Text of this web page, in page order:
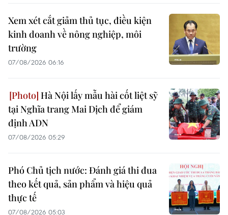
Xem xét cắt giảm thủ tục, điều kiện
kinh doanh về nông nghiệp, môi
trường
07/08/2026 06:16
Hà Nội lấy mẫu hài cốt liệt sỹ
tại Nghĩa trang Mai Dịch để giám
định ADN
07/08/2026 05:29
Phó Chủ tịch nước: Đánh giá thi đua
theo kết quả, sản phẩm và hiệu quả
thực tế
07/08/2026 05:03